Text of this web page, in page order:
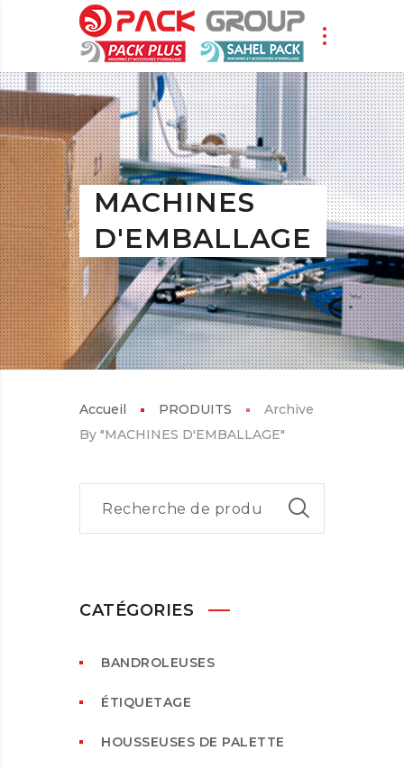
MACHINES
D'EMBALLAGE
Accueil PRODUITS
Archive
By "MACHINES D'EMBALLAGE"
CATÉGORIES
BANDROLEUSES
ÉTIQUETAGE
HOUSSEUSES DE PALETTE